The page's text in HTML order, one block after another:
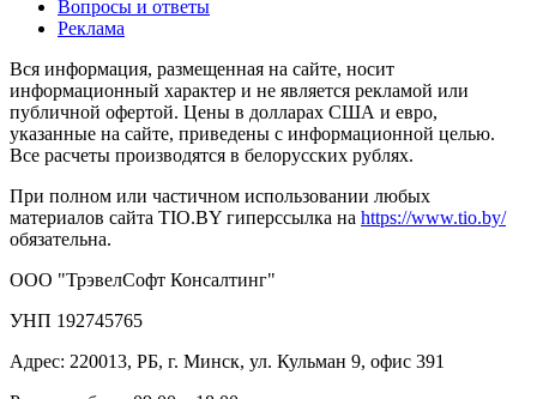
Вопросы и ответы
Реклама
Вся информация, размещенная на сайте, носит
информационный характер и не является рекламой или
публичной офертой. Цены в долларах США и евро,
указанные на сайте, приведены с информационной целью.
Все расчеты производятся в белорусских рублях.
При полном или частичном использовании любых
материалов сайта TIO.BY гиперссылка на https://www.tio.by/
обязательна.
ООО "ТрэвелСофт Консалтинг"
УНП 192745765
Адрес: 220013, РБ, г. Минск, ул. Кульман 9, офис 391